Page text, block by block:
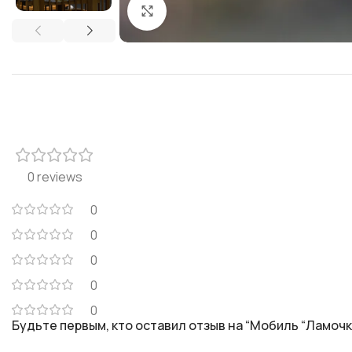
0 reviews
0
0
0
0
0
Будьте первым, кто оставил отзыв на “Мобиль